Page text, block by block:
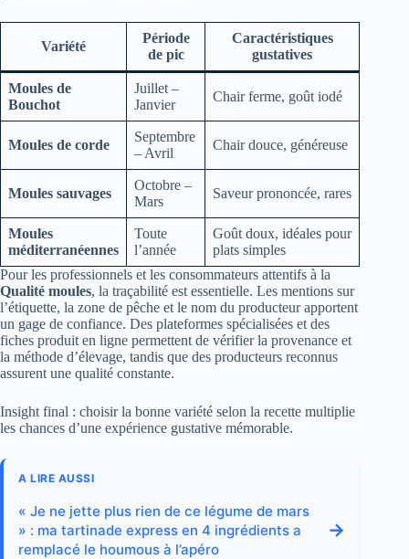
Variété
Période
de pic
Caractéristiques
gustatives
Moules de
Bouchot
Juillet –
Janvier
Chair ferme, goût iodé
Moules de corde
Septembre
– Avril
Chair douce, généreuse
Moules sauvages
Octobre –
Mars
Saveur prononcée, rares
Moules
méditerranéennes
Toute
l’année
Goût doux, idéales pour
plats simples
Pour les professionnels et les consommateurs attentifs à la
Qualité moules, la traçabilité est essentielle. Les mentions sur
l’étiquette, la zone de pêche et le nom du producteur apportent
un gage de confiance. Des plateformes spécialisées et des
fiches produit en ligne permettent de vérifier la provenance et
la méthode d’élevage, tandis que des producteurs reconnus
assurent une qualité constante.
Insight final : choisir la bonne variété selon la recette multiplie
les chances d’une expérience gustative mémorable.
A LIRE AUSSI
« Je ne jette plus rien de ce légume de mars
» : ma tartinade express en 4 ingrédients a
remplacé le houmous à l’apéro
→